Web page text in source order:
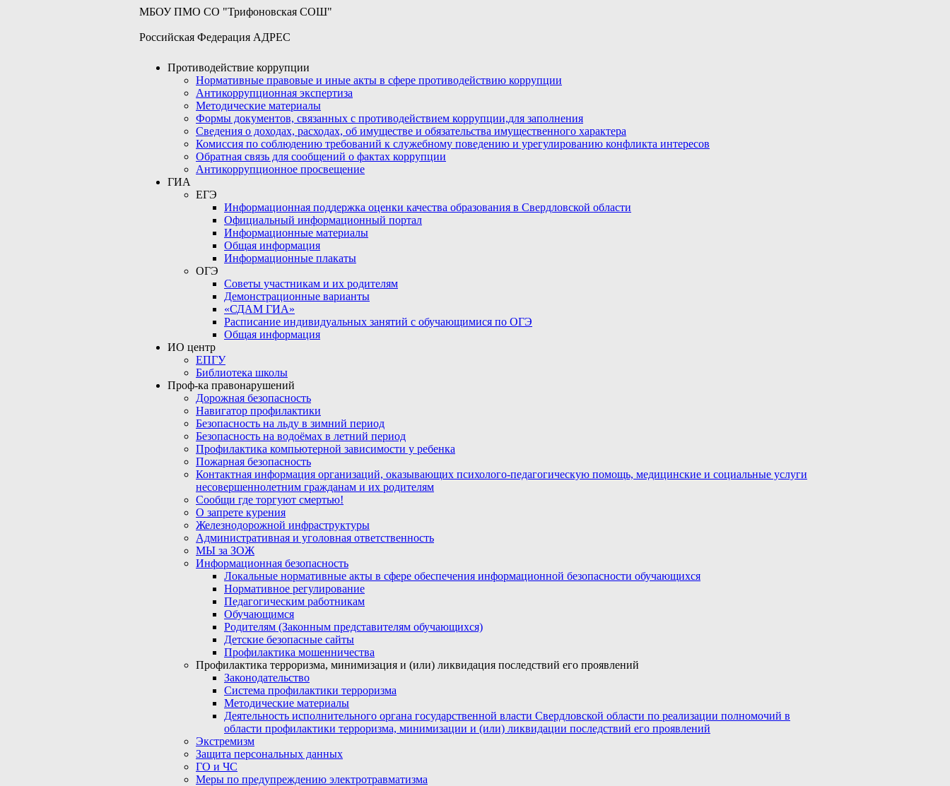
МБОУ ПМО СО "Трифоновская СОШ"
Российская Федерация АДРЕС
Противодействие коррупции
Нормативные правовые и иные акты в сфере противодействию коррупции
Антикоррупционная экспертиза
Методические материалы
Формы документов, связанных с противодействием коррупции,для заполнения
Сведения о доходах, расходах, об имуществе и обязательства имущественного характера
Комиссия по соблюдению требований к служебному поведению и урегулированию конфликта интересов
Обратная связь для сообщений о фактах коррупции
Антикоррупционное просвещение
ГИА
ЕГЭ
Информационная поддержка оценки качества образования в Свердловской области
Официальный информационный портал
Информационные материалы
Общая информация
Информационные плакаты
ОГЭ
Советы участникам и их родителям
Демонстрационные варианты
«СДАМ ГИА»
Расписание индивидуальных занятий с обучающимися по ОГЭ
Общая информация
ИО центр
ЕПГУ
Библиотека школы
Проф-ка правонарушений
Дорожная безопасность
Навигатор профилактики
Безопасность на льду в зимний период
Безопасность на водоёмах в летний период
Профилактика компьютерной зависимости у ребенка
Пожарная безопасность
Контактная информация организаций, оказывающих психолого-педагогическую помощь, медицинские и социальные услуги
несовершеннолетним гражданам и их родителям
Сообщи где торгуют смертью!
О запрете курения
Железнодорожной инфраструктуры
Административная и уголовная ответственность
МЫ за ЗОЖ
Информационная безопасность
Локальные нормативные акты в сфере обеспечения информационной безопасности обучающихся
Нормативное регулирование
Педагогическим работникам
Обучающимся
Родителям (Законным представителям обучающихся)
Детские безопасные сайты
Профилактика мошенничества
Профилактика терроризма, минимизация и (или) ликвидация последствий его проявлений
Законодательство
Система профилактики терроризма
Методические материалы
Деятельность исполнительного органа государственной власти Свердловской области по реализации полномочий в
области профилактики терроризма, минимизации и (или) ликвидации последствий его проявлений
Экстремизм
Защита персональных данных
ГО и ЧС
Меры по предупреждению электротравматизма